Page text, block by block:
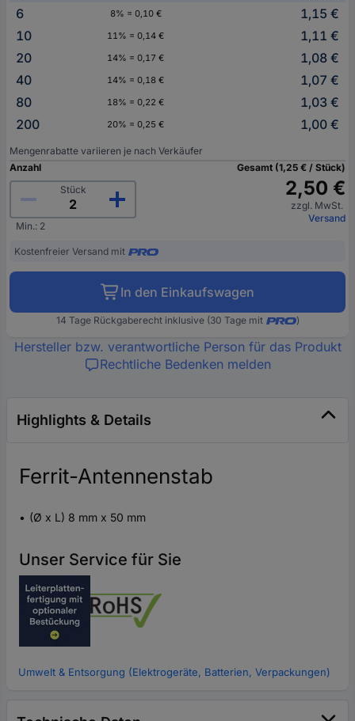
6
8% = 0,10 €
1,15 €
10
11% = 0,14 €
1,11 €
20
14% = 0,17 €
1,08 €
40
14% = 0,18 €
1,07 €
80
18% = 0,22 €
1,03 €
200
20% = 0,25 € 1,00 €
Mengenrabatte variieren je nach Verkäufer
Anzahl
Stück
Min.: 2
Gesamt (1,25 € / Stück)
2,50 €
zzgl. MwSt.
Versand
Kostenfreier Versand mit
In den Einkaufswagen
14 Tage Rückgaberecht inklusive (30 Tage mit )
Hersteller bzw. verantwortliche Person für das Produkt
Rechtliche Bedenken melden
Highlights & Details
Ferrit-Antennenstab
(Ø x L) 8 mm x 50 mm
Unser Service für Sie
Umwelt & Entsorgung (Elektrogeräte, Batterien, Verpackungen)